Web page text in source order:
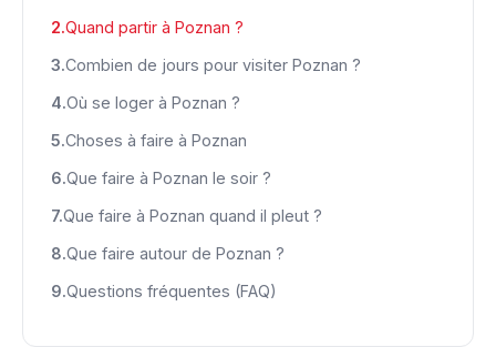
Quand partir à Poznan ?
Combien de jours pour visiter Poznan ?
Où se loger à Poznan ?
Choses à faire à Poznan
Que faire à Poznan le soir ?
Que faire à Poznan quand il pleut ?
Que faire autour de Poznan ?
Questions fréquentes (FAQ)